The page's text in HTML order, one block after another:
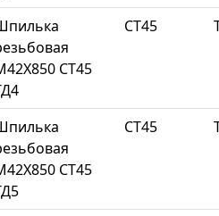
СТ45
СТ45
СТ45
СТ45